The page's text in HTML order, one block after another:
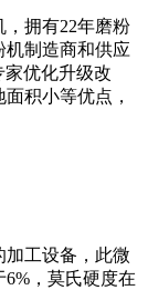
拥有22年磨粉
机制造商和供应
优化升级改
积小等优点，
加工设备，此微
，莫氏硬度在